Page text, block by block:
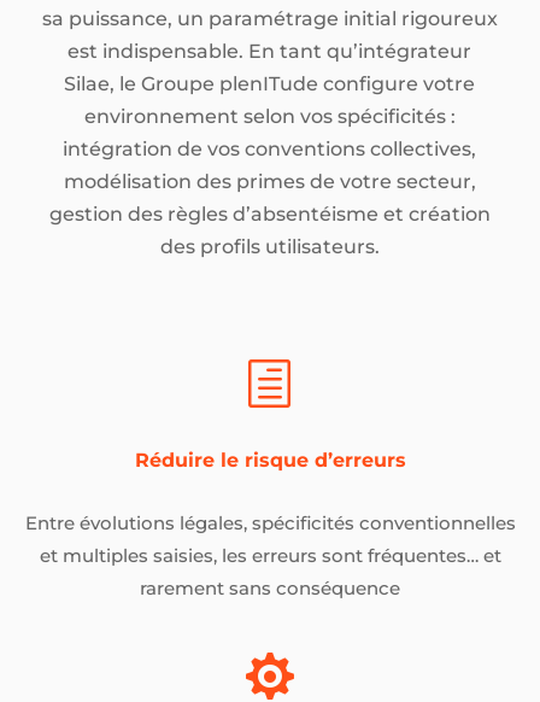
sa puissance, un paramétrage initial rigoureux
est indispensable. En tant qu’intégrateur
Silae, le Groupe plenITude configure votre
environnement selon vos spécificités :
intégration de vos conventions collectives,
modélisation des primes de votre secteur,
gestion des règles d’absentéisme et création
des profils utilisateurs.
h
Réduire le risque d’erreurs
Entre évolutions légales, spécificités conventionnelles
et multiples saisies, les erreurs sont fréquentes… et
rarement sans conséquence
